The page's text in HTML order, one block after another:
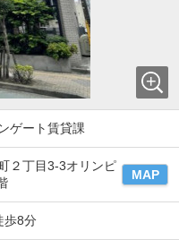
ゲート賃貸課
２丁目3-3オリンピ
MAP
歩8分